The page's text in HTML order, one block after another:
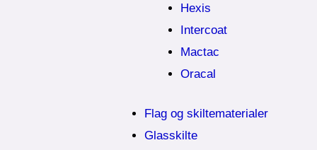
Hexis
Intercoat
Mactac
Oracal
Flag og skiltematerialer
Glasskilte